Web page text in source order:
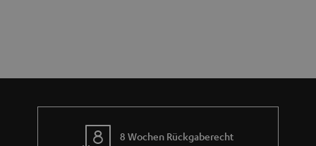
n
8 Wochen Rückgaberecht